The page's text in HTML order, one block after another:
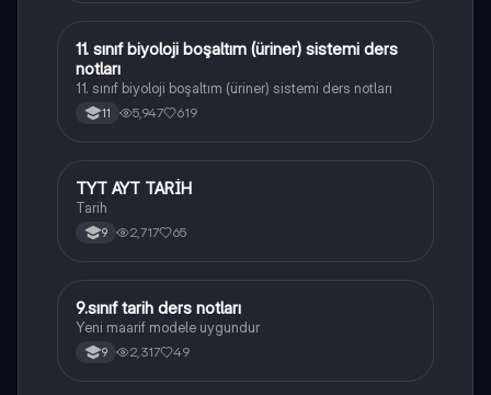
Biyoloji
11. sınıf biyoloji boşaltım (üriner) sistemi ders
notları
11. sınıf biyoloji boşaltım (üriner) sistemi ders notları
11 5,947 619
Tarih
TYT AYT TARİH
Tarih
9 2,717 65
Tarih
9.sınıf tarih ders notları
Yeni maarif modele uygundur
9 2,317 49